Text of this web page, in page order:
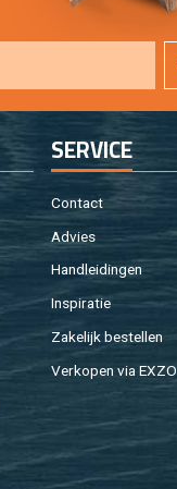
SER­VI­CE
Con­tact
Ad­vies
Hand­lei­din­gen
In­spi­ra­tie
Za­ke­lijk be­stel­len
Ver­ko­pen via EXZO